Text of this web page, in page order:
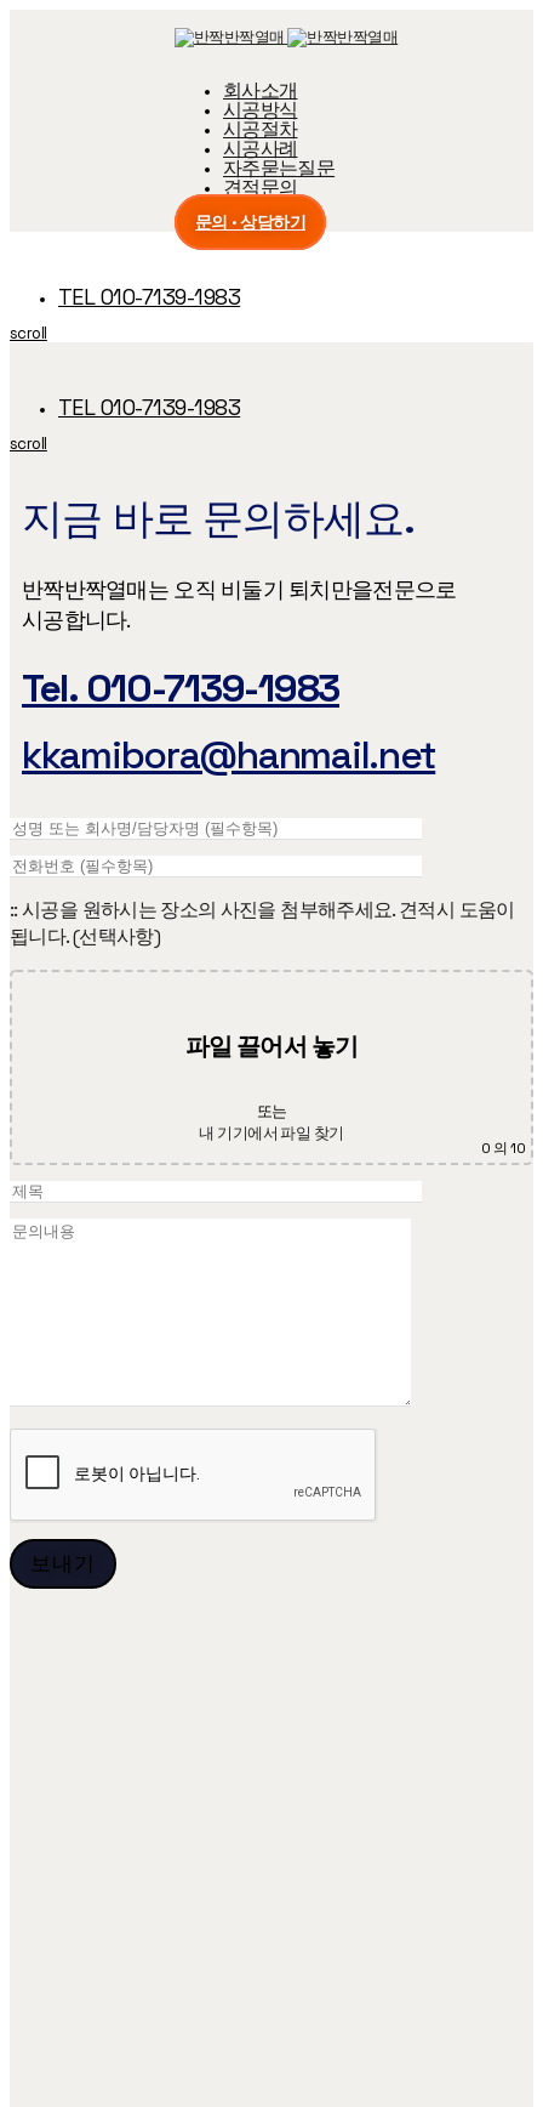
회사소개
시공방식
시공절차
시공사례
자주묻는질문
견적문의
문의 · 상담하기
TEL 010-7139-1983
scroll
TEL 010-7139-1983
scroll
지금 바로 문의하세요.
반짝반짝열매는 오직 비둘기 퇴치만을​ 전문으로
시공합니다.
Tel. 010-7139-1983
kkamibora@hanmail.net
:: 시공을 원하시는 장소의 사진을 첨부해주세요. 견적시 도움이
됩니다. (선택사항)
파일 끌어서 놓기
또는
내 기기에서 파일 찾기
0 의 10